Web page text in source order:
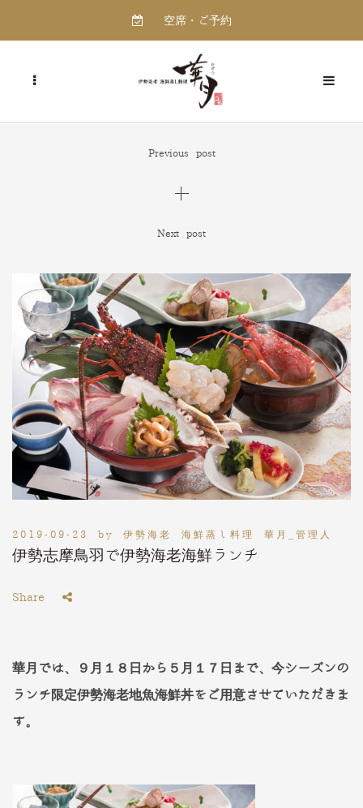
空席・ご予約
Previous post
Next post
2019-09-23 by 伊勢海老 海鮮蒸し料理 華月_管理人
伊勢志摩鳥羽で伊勢海老海鮮ランチ
Share
華月では、９月１８日から５月１７日まで、今シーズンの
ランチ限定伊勢海老地魚海鮮丼をご用意させていただきま
す。